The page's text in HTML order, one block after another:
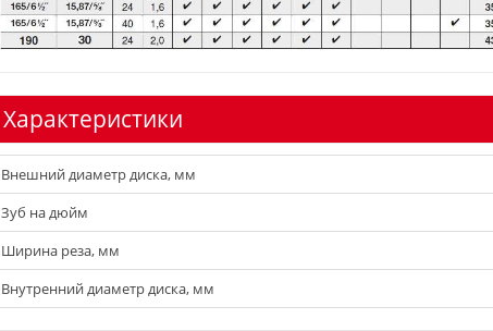
Характеристики
Внешний диаметр диска, мм
Зуб на дюйм
Ширина реза, мм
Внутренний диаметр диска, мм